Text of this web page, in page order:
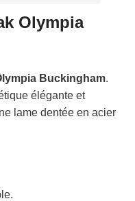
Olympia
Buckingham.
élégante et
lame dentée en acier